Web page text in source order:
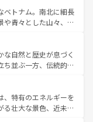
報は コンテンツ一覧を参
品のストリートフード
いる。夜には、韓国な
魅力を心ゆくまで味
新着の韓国情報はコンテンツ一
ベトナム。南北に細長
や青々とした山々、世
イの古い町並みやホ
も、独特の雰囲気を
の豊かさとおいしさで
コーヒーなどは、ぜ
れてもあたたかい人々
と忘れられない旅にな
自然と歴史が息づく
ち並ぶ一方、伝統的な
ンマイなどの山岳地
ケットやクラビの美し
とができる。タイ料理
、特有のエネルギーを
る壮大な景色、近未来